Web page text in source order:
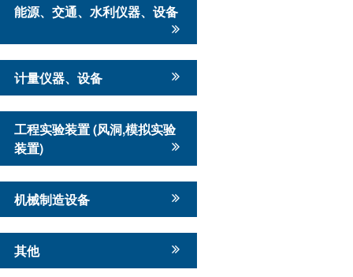
能源、交通、水利仪器、设备
计量仪器、设备
工程实验装置 (风洞,模拟实验
装置)
机械制造设备
其他